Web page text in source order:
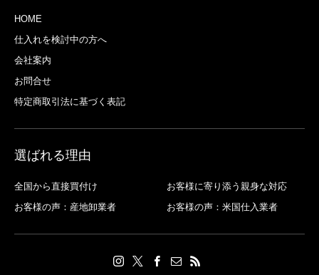
HOME
仕入れを検討中の方へ
会社案内
お問合せ
特定商取引法に基づく表記
選ばれる理由
全国から直接買付け
お客様に寄り添う親身な対応
お客様の声：産地卸業者
お客様の声：米国仕入業者